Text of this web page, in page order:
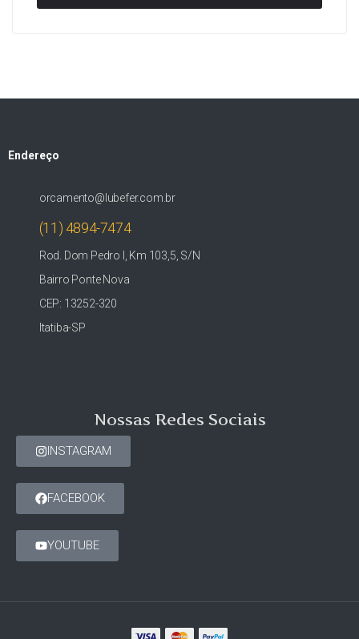
Endereço
orcamento@lubefer.com.br
(11) 4894-7474
Rod. Dom Pedro I, Km 103,5, S/N
Bairro Ponte Nova
CEP: 13252-320
Itatiba-SP
Nossas Redes Sociais
INSTAGRAM
FACEBOOK
YOUTUBE